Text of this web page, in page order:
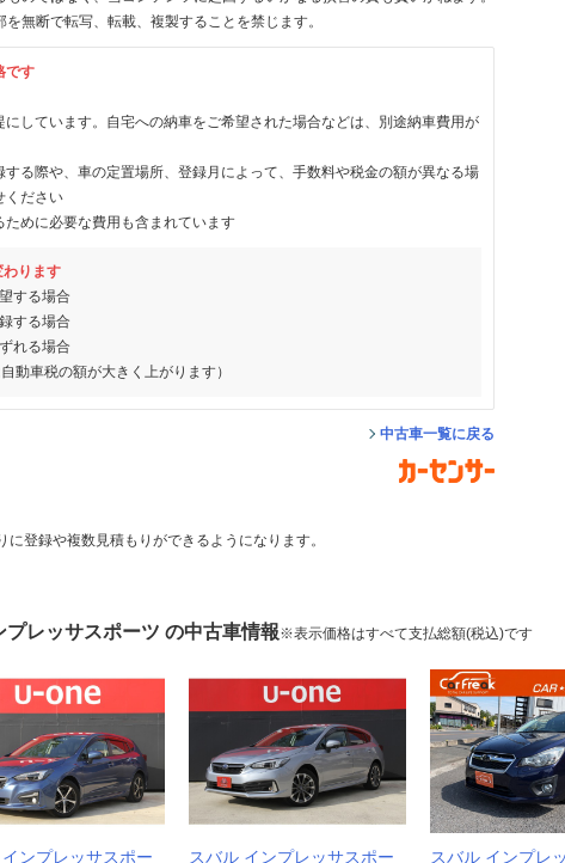
無断で転写、転載、複製することを禁じます。
です
しています。自宅への納車をご希望された場合などは、別途納車費用が
る際や、車の定置場所、登録月によって、手数料や税金の額が異なる場
ください
めに必要な費用も含まれています
わります
する場合
する場合
れる場合
動車税の額が大きく上がります）
中古車一覧に戻る
に登録や複数見積もりができるようになります。
レッサスポーツ の中古車情報※表示価格はすべて支払総額(税込)です
ンプレッサスポー スバル インプレッサスポー スバル インプレ